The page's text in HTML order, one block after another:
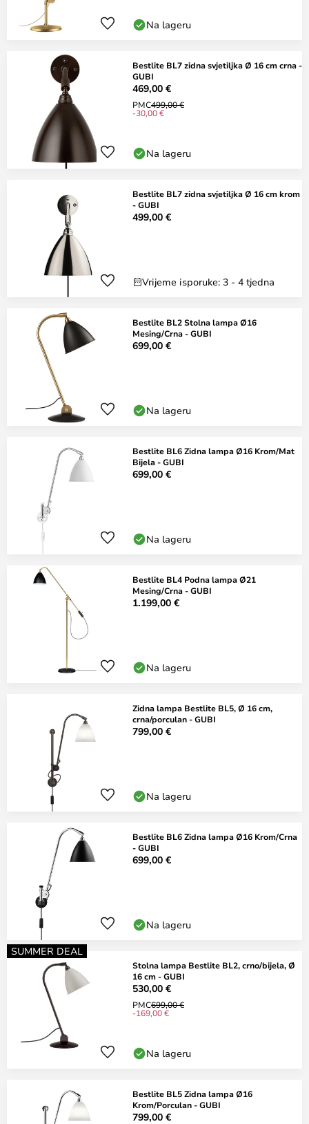
Na lageru
Bestlite BL7 zidna svjetiljka Ø 16 cm crna -
GUBI
469,00 €
PMC499,00 €
-30,00 €
Na lageru
Bestlite BL7 zidna svjetiljka Ø 16 cm krom
- GUBI
499,00 €
Vrijeme isporuke: 3 - 4 tjedna
Bestlite BL2 Stolna lampa Ø16
Mesing/Crna - GUBI
699,00 €
Na lageru
Bestlite BL6 Zidna lampa Ø16 Krom/Mat
Bijela - GUBI
699,00 €
Na lageru
Bestlite BL4 Podna lampa Ø21
Mesing/Crna - GUBI
1.199,00 €
Na lageru
Zidna lampa Bestlite BL5, Ø 16 cm,
crna/porculan - GUBI
799,00 €
Na lageru
Bestlite BL6 Zidna lampa Ø16 Krom/Crna
- GUBI
699,00 €
Na lageru
SUMMER DEAL
Stolna lampa Bestlite BL2, crno/bijela, Ø
16 cm - GUBI
530,00 €
PMC699,00 €
-169,00 €
Na lageru
Bestlite BL5 Zidna lampa Ø16
Krom/Porculan - GUBI
799,00 €